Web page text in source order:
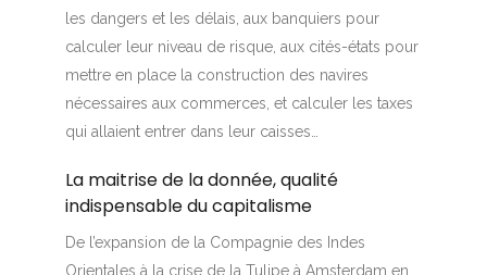
les dangers et les délais, aux banquiers pour
calculer leur niveau de risque, aux cités-états pour
mettre en place la construction des navires
nécessaires aux commerces, et calculer les taxes
qui allaient entrer dans leur caisses…
La maitrise de la donnée, qualité
indispensable du capitalisme
De l’expansion de la Compagnie des Indes
Orientales à la crise de la Tulipe à Amsterdam en